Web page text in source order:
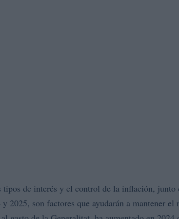
tipos de interés y el control de la inflación, junto
2025, son factores que ayudarán a mantener el